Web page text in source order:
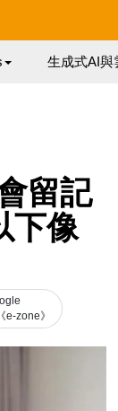
生成式AI與
留記
下像
e-zone》